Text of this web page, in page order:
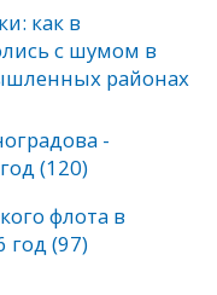
как в
с шумом в
районах
-
(120)
флота в
год (97)